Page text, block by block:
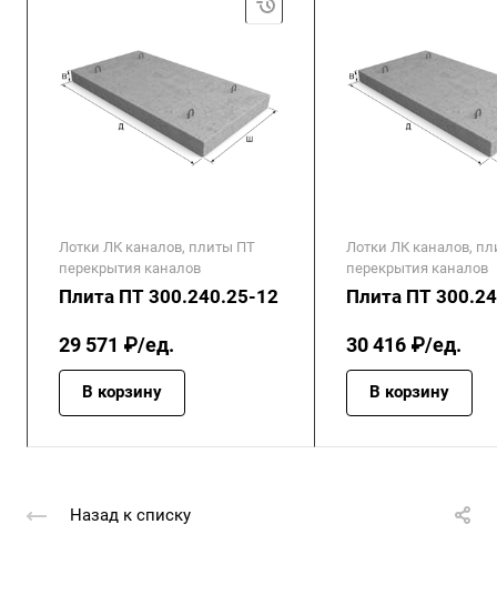
Лотки ЛК каналов, плиты ПТ
перекрытия каналов
Плита ПТ 300.240.25-12
29 571 ₽/ед.
В корзину
Лотки ЛК каналов,
перекрытия каналов
Плита ПТ
30 416 ₽/ед.
В корзину
Назад к списку